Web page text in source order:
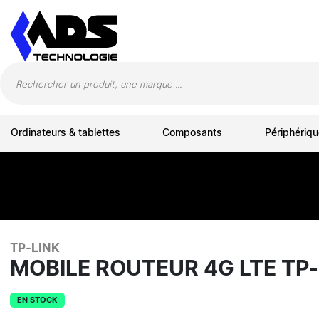
Ordinateurs & tablettes Composants
TP-LINK
MOBILE ROUTEUR 4G LTE
EN STOCK